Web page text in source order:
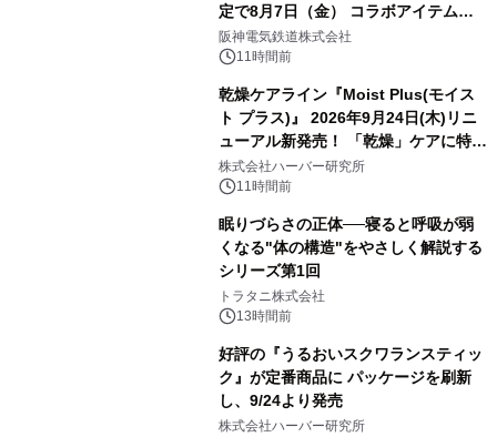
定で8月7日（金） コラボアイテムが
発売決定！
阪神電気鉄道株式会社
11時間前
乾燥ケアライン『Moist Plus(モイス
ト プラス)』 2026年9月24日(木)リニ
ューアル新発売！ 「乾燥」ケアに特化
し、ライン使いで潤いに満ちた肌へ
株式会社ハーバー研究所
11時間前
眠りづらさの正体──寝ると呼吸が弱
くなる"体の構造"をやさしく解説する
シリーズ第1回
トラタニ株式会社
13時間前
好評の『うるおいスクワランスティッ
ク』が定番商品に パッケージを刷新
し、9/24より発売
株式会社ハーバー研究所